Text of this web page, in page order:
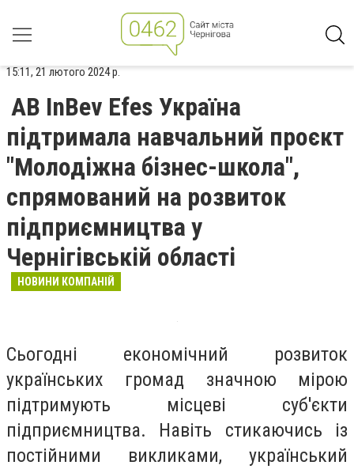
15:11, 21 лютого 2024 р.
AB InBev Efes Україна
підтримала навчальний проєкт
"Молодіжна бізнес-школа",
спрямований на розвиток
підприємництва у
Чернігівській області
НОВИНИ КОМПАНІЙ
Сьогодні економічний розвиток
українських громад значною мірою
підтримують місцеві суб'єкти
підприємництва. Навіть стикаючись із
постійними викликами, український